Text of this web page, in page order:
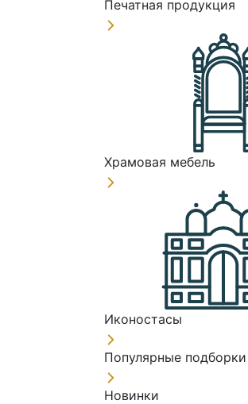
Печатная продукция
Храмовая мебель
Иконостасы
Популярные подборки
Новинки